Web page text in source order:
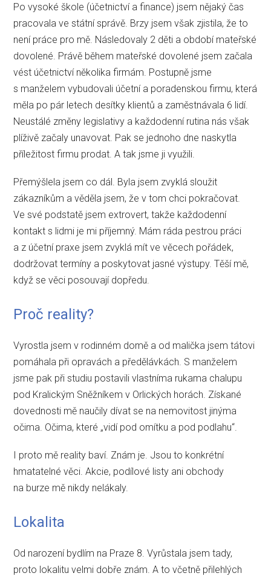
Po vysoké škole (účetnictví a finance) jsem nějaký čas
pracovala ve státní správě. Brzy jsem však zjistila, že to
není práce pro mě. Následovaly 2 děti a období mateřské
dovolené. Právě během mateřské dovolené jsem začala
vést účetnictví několika firmám. Postupně jsme
s manželem vybudovali účetní a poradenskou firmu, která
měla po pár letech desítky klientů a zaměstnávala 6 lidí.
Neustálé změny legislativy a každodenní rutina nás však
plíživě začaly unavovat. Pak se jednoho dne naskytla
příležitost firmu prodat. A tak jsme ji využili.
Přemýšlela jsem co dál. Byla jsem zvyklá sloužit
zákazníkům a věděla jsem, že v tom chci pokračovat.
Ve své podstatě jsem extrovert, takže každodenní
kontakt s lidmi je mi příjemný. Mám ráda pestrou práci
a z účetní praxe jsem zvyklá mít ve věcech pořádek,
dodržovat termíny a poskytovat jasné výstupy. Těší mě,
když se věci posouvají dopředu.
Proč reality?
Vyrostla jsem v rodinném domě a od malička jsem tátovi
pomáhala při opravách a předělávkách. S manželem
jsme pak při studiu postavili vlastníma rukama chalupu
pod Kralickým Sněžníkem v Orlických horách. Získané
dovednosti mě naučily dívat se na nemovitost jinýma
očima. Očima, které „vidí pod omítku a pod podlahu“.
I proto mě reality baví. Znám je. Jsou to konkrétní
hmatatelné věci. Akcie, podílové listy ani obchody
na burze mě nikdy nelákaly.
Lokalita
Od narození bydlím na Praze 8. Vyrůstala jsem tady,
proto lokalitu velmi dobře znám. A to včetně přilehlých